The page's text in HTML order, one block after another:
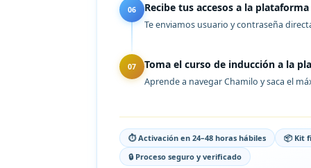
06 Recibe tus accesos a la plataforma
Te enviamos usuario y contraseña
07 Toma el curso de inducción a la
Aprende a navegar Chamilo y saca el
⏱ Activación en 24–48 horas hábiles 📦 Kit
🔒 Proceso seguro y verificado